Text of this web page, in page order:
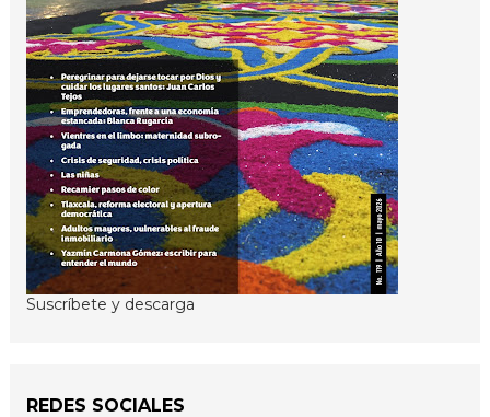
Suscríbete y descarga
REDES SOCIALES